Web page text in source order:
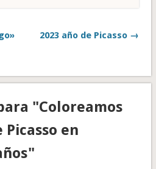
2023 año de Picasso →
"Coloreamos
en